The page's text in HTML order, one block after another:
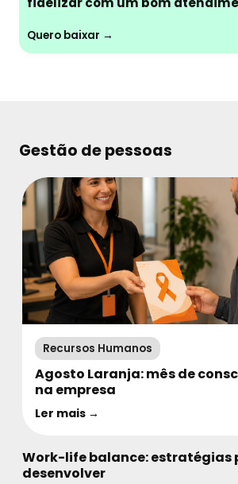
Quero baixar →
Gestão de pessoas
Recursos Humanos
Agosto Laranja: mês de
na empresa
Ler mais →
Work-life balance: estratégias
desenvolver